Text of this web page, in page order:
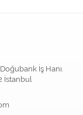
İş Hanı.
İstanbul